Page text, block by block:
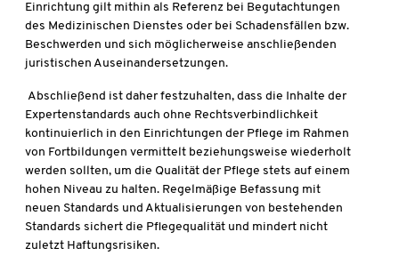
Einrichtung gilt mithin als Referenz bei Begutachtungen
des Medizinischen Dienstes oder bei Schadensfällen bzw.
Beschwerden und sich möglicherweise anschließenden
juristischen Auseinandersetzungen.
Abschließend ist daher festzuhalten, dass die Inhalte der
Expertenstandards auch ohne Rechtsverbindlichkeit
kontinuierlich in den Einrichtungen der Pflege im Rahmen
von Fortbildungen vermittelt beziehungsweise wiederholt
werden sollten, um die Qualität der Pflege stets auf einem
hohen Niveau zu halten. Regelmäßige Befassung mit
neuen Standards und Aktualisierungen von bestehenden
Standards sichert die Pflegequalität und mindert nicht
zuletzt Haftungsrisiken.